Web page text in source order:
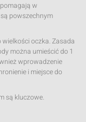
w
powszechnym
oczka. Zasada
można umieścić do 1
wprowadzenie
i miejsce do
są kluczowe.